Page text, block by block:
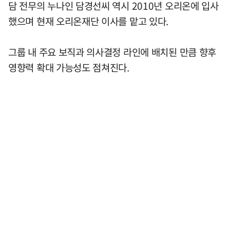
담 전무의 누나인 담경선씨 역시 2010년 오리온에 입사
했으며 현재 오리온재단 이사를 맡고 있다.
그룹 내 주요 보직과 의사결정 라인에 배치된 만큼 향후
영향력 확대 가능성도 점쳐진다.